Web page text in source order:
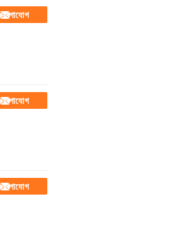
যোগাযোগ
যোগাযোগ
যোগাযোগ